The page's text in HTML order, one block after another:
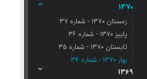
1370
زمستان 1370 - شماره 37
پاییز 1370 - شماره 36
تابستان 1370 - شماره 35
بهار 1370 - شماره 34
1369